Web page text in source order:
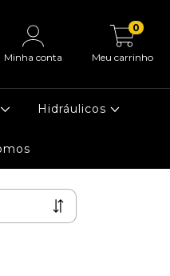
Minha conta Meu carrinho
0
Hidráulicos